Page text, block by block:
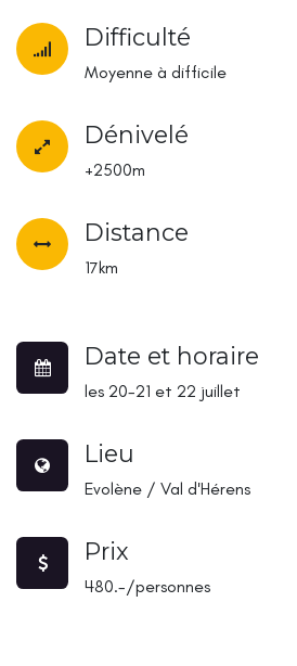
Difficulté
Moyenne à difficile
Dénivelé
+2500m
Distance
17km
Date et horaire
les 20-21 et 22 juillet
Lieu
Evolène / Val d'Hérens
Prix
480.-/personnes